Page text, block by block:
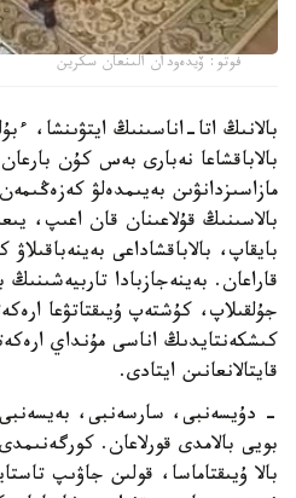
فوتو: ۆيدەودان الىنعان سكرين
بالانىڭ اتا-اناسىنىڭ ايتۋىنشا،
بالاباقشاعا نەبارى بەس كۇن
مازاسىزدانۋىن بەيىمدەلۋ
بالاسىنىڭ قۇلاعىنان قان اعىپ،
بايقاپ، بالاباقشاداعى
قاراعان. بەينەجازبادا
جۇلقىلاپ، كۇشتەپ ۇيىقتاتۋعا
كىشكەنتايدىڭ اناسى مۇنداي
قايتالانعانىن ايتادى.
- دۇيسەنبى، سارسەنبى،
بويى بالامدى قورلاعان.
بالا ۇيىقتاماسا، قولىن جاۋىپ